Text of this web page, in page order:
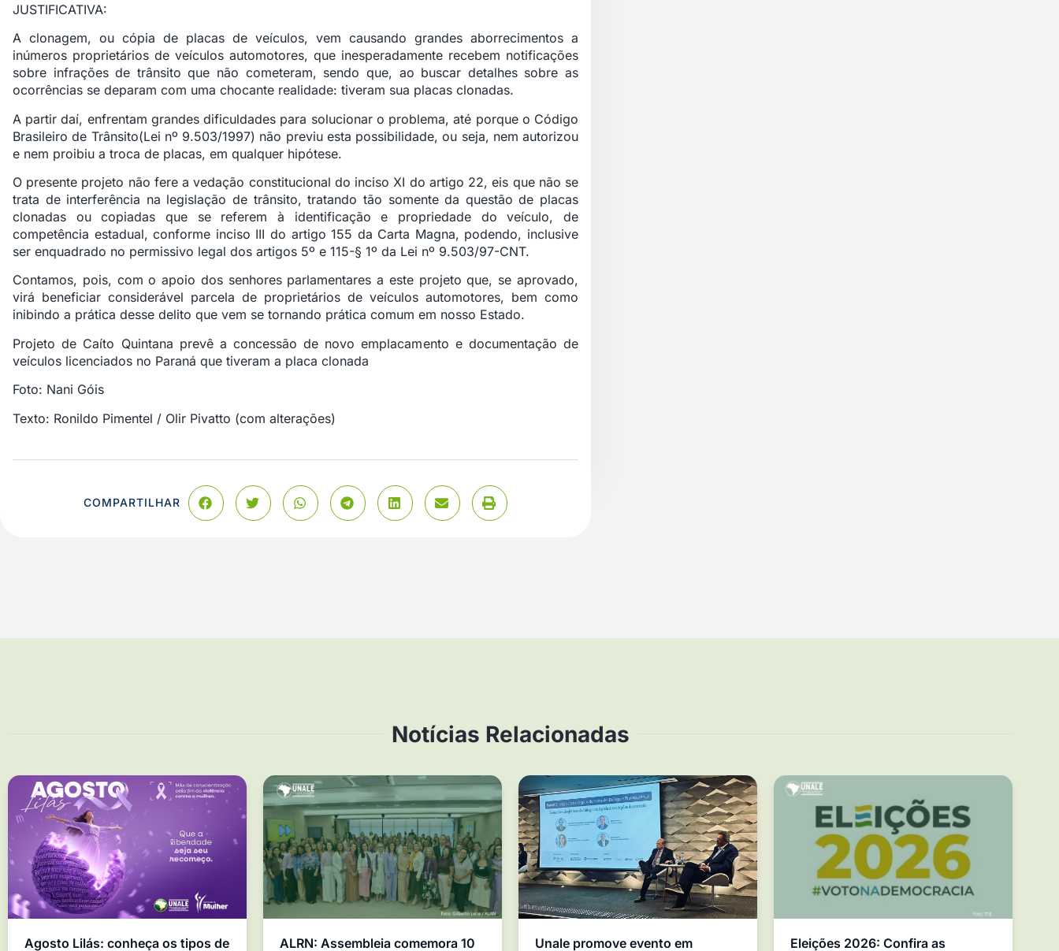
JUSTIFICATIVA:
A clonagem, ou cópia de placas de veículos, vem causando grandes aborrecimentos a
inúmeros proprietários de veículos automotores, que inesperadamente recebem notificações
sobre infrações de trânsito que não cometeram, sendo que, ao buscar detalhes sobre as
ocorrências se deparam com uma chocante realidade: tiveram sua placas clonadas.
A partir daí, enfrentam grandes dificuldades para solucionar o problema, até porque o Código
Brasileiro de Trânsito(Lei nº 9.503/1997) não previu esta possibilidade, ou seja, nem autorizou
e nem proibiu a troca de placas, em qualquer hipótese.
O presente projeto não fere a vedação constitucional do inciso XI do artigo 22, eis que não se
trata de interferência na legislação de trânsito, tratando tão somente da questão de placas
clonadas ou copiadas que se referem à identificação e propriedade do veículo, de
competência estadual, conforme inciso III do artigo 155 da Carta Magna, podendo, inclusive
ser enquadrado no permissivo legal dos artigos 5º e 115-§ 1º da Lei nº 9.503/97-CNT.
Contamos, pois, com o apoio dos senhores parlamentares a este projeto que, se aprovado,
virá beneficiar considerável parcela de proprietários de veículos automotores, bem como
inibindo a prática desse delito que vem se tornando prática comum em nosso Estado.
Projeto de Caíto Quintana prevê a concessão de novo emplacamento e documentação de
veículos licenciados no Paraná que tiveram a placa clonada
Foto: Nani Góis
Texto: Ronildo Pimentel / Olir Pivatto (com alterações)
COMPARTILHAR
Notícias Relacionadas
Agosto Lilás: conheça os tipos de
ALRN: Assembleia comemora 10
Unale promove evento em
Eleições 2026: Confira as